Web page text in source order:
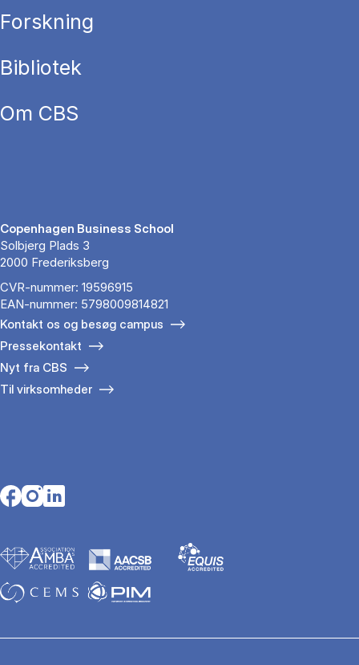
Forskning
Bibliotek
Om CBS
Copenhagen Business School
Solbjerg Plads 3
2000 Frederiksberg
CVR-nummer: 19596915
EAN-nummer: 5798009814821
Kontakt os og besøg campus
Pressekontakt
Nyt fra CBS
Til virksomheder
Opens in a new tab
Opens in a new tab
Opens in a new tab